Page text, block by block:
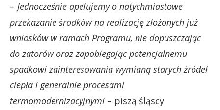
– Jednocześnie apelujemy o natychmiastowe
przekazanie środków na realizację złożonych już
wniosków w ramach Programu, nie dopuszczając
do zatorów oraz zapobiegając potencjalnemu
spadkowi zainteresowania wymianą starych źródeł
ciepła i generalnie procesami
termomodernizacyjnymi – piszą śląscy